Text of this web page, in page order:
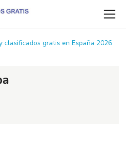
clasificados gratis en España 2026